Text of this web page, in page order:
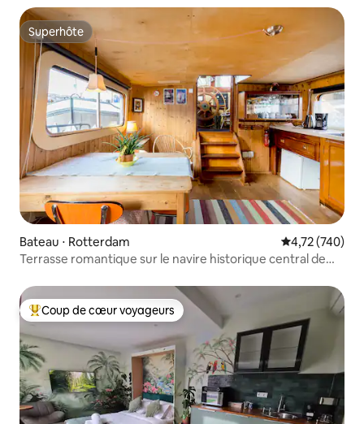
Superhôte
Superhôte
Bateau ⋅ Rotterdam Évaluation
4,72 (740)
Terrasse romantique sur le navire historique central de
Coups de cœur voyageurs les plus appréciés
Coup de cœur voyageurs